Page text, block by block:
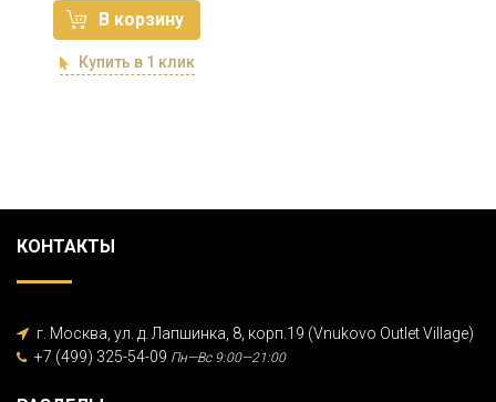
В корзину
Купить в 1 клик
КОНТАКТЫ
г. Москва, ул. д. Лапшинка, 8, корп.19 (Vnukovo Outlet Village)
+7 (499) 325-54-09 Пн—Вс 9:00—21:00